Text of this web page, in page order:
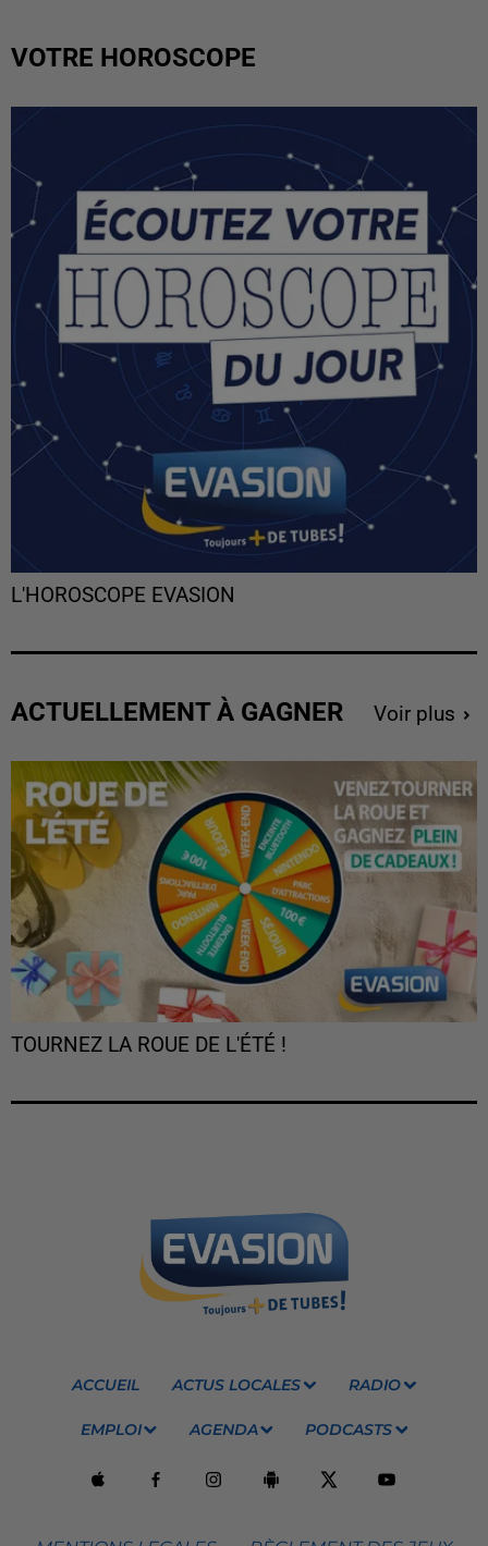
VOTRE HOROSCOPE
L'HOROSCOPE EVASION
ACTUELLEMENT À GAGNER Voir plus
TOURNEZ LA ROUE DE L'ÉTÉ !
ACCUEIL ACTUS LOCALES RADIO
EMPLOI AGENDA PODCASTS